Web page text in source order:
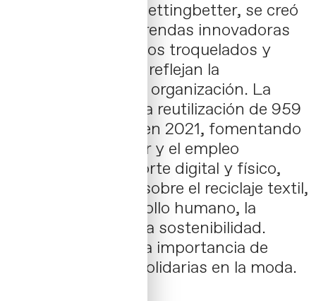
colaboración con Gettingbetter, se creó
una colección de prendas innovadoras
que, mediante tejidos troquelados y
mensajes directos, reflejan la
transparencia de la organización. La
campaña destaca la reutilización de 959
toneladas de ropa en 2021, fomentando
la economía circular y el empleo
inclusivo. Con soporte digital y físico,
busca concienciar sobre el reciclaje textil,
promover el desarrollo humano, la
inclusión laboral y la sostenibilidad.
Además, refuerza la importancia de
apoyar iniciativas solidarias en la moda.